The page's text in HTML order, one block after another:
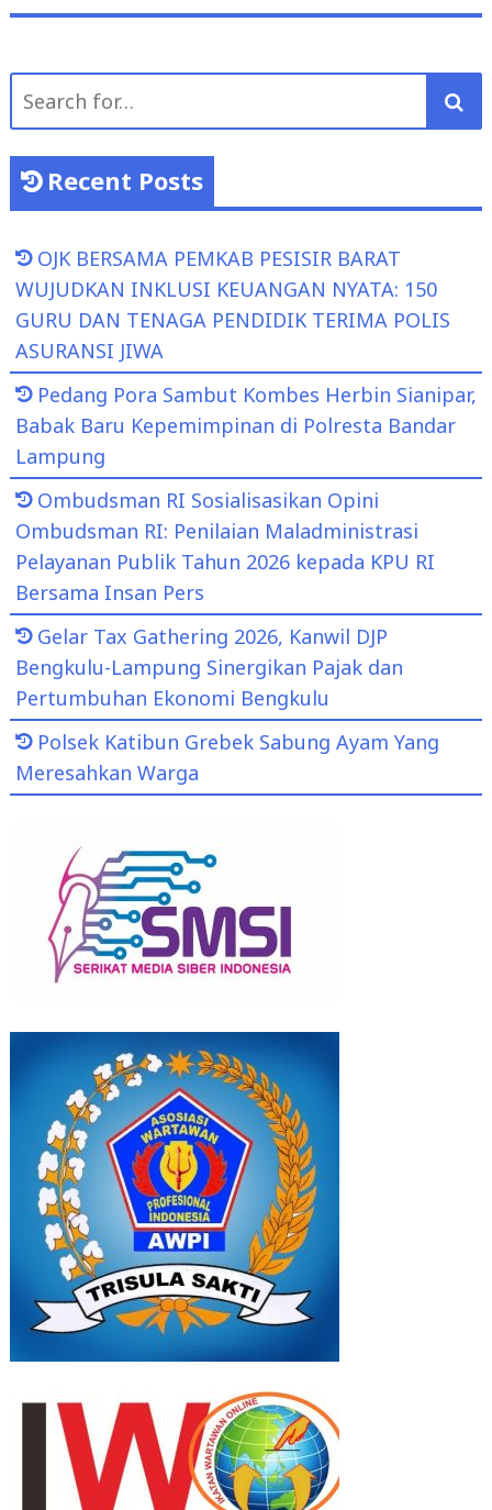
Search
Recent Posts
OJK BERSAMA PEMKAB PESISIR BARAT
WUJUDKAN INKLUSI KEUANGAN NYATA: 150
GURU DAN TENAGA PENDIDIK TERIMA POLIS
ASURANSI JIWA
Pedang Pora Sambut Kombes Herbin Sianipar,
Babak Baru Kepemimpinan di Polresta Bandar
Lampung
Ombudsman RI Sosialisasikan Opini
Ombudsman RI: Penilaian Maladministrasi
Pelayanan Publik Tahun 2026 kepada KPU RI
Bersama Insan Pers
Gelar Tax Gathering 2026, Kanwil DJP
Bengkulu-Lampung Sinergikan Pajak dan
Pertumbuhan Ekonomi Bengkulu
Polsek Katibun Grebek Sabung Ayam Yang
Meresahkan Warga